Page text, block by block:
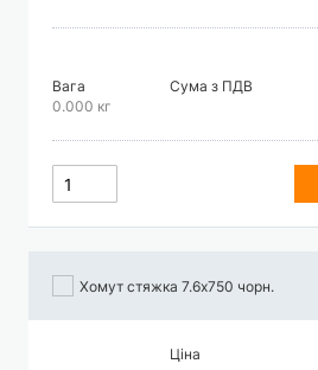
Вага
0.000 кг
Сума з ПДВ
Хомут стяжка 7.6х750 чорн.
Ціна